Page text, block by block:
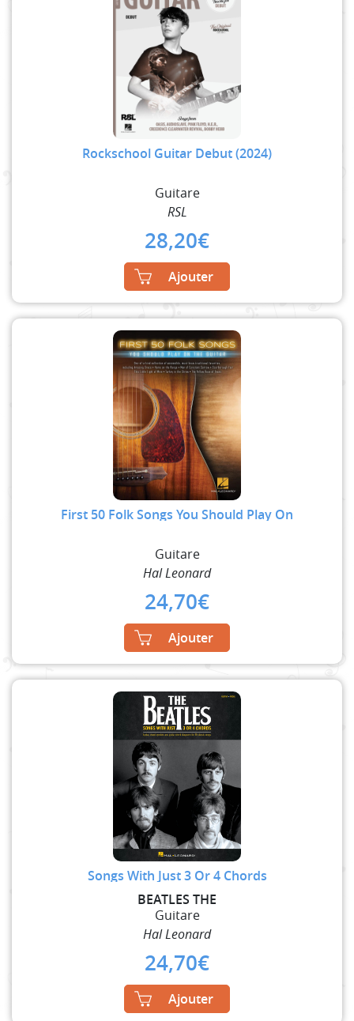
Rockschool Guitar Debut (2024)
Guitare
RSL
28,20€
Ajouter
First 50 Folk Songs You Should Play On
Guitare
Hal Leonard
24,70€
Ajouter
Songs With Just 3 Or 4 Chords
BEATLES THE
Guitare
Hal Leonard
24,70€
Ajouter